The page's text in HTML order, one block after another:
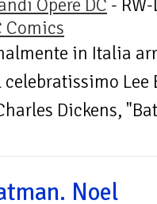
Opere DC -
Comics
in Italia
Dickens,
Noel